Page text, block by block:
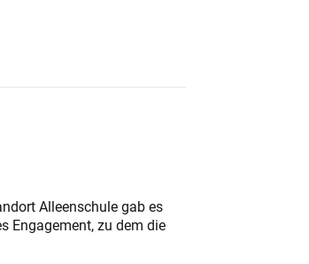
Alleenschule gab es
Engagement, zu dem die